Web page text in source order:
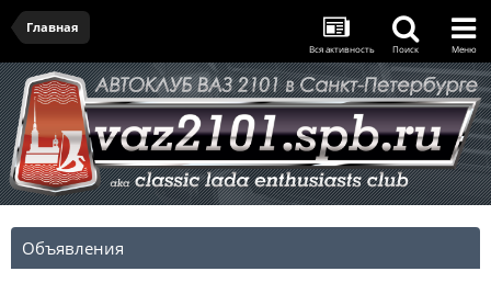
Главная
Вся активность Поиск Меню
Объявления